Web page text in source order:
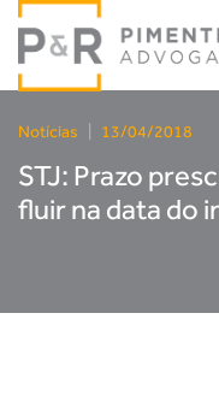
Notícias 13/04/2018
STJ: Prazo
fluir na data do